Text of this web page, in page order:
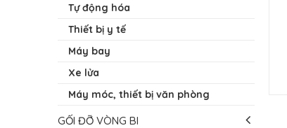
Tự động hóa
Thiết bị y tế
Máy bay
Xe lửa
Máy móc, thiết bị văn phòng
GỐI ĐỠ VÒNG BI